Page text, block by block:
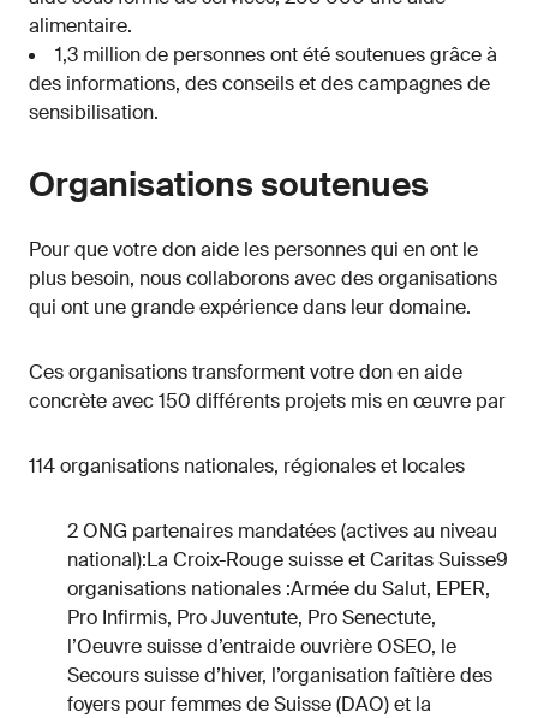
alimentaire.
1,3 million de personnes ont été soutenues grâce à
des informations, des conseils et des campagnes de
sensibilisation.
Organisations soutenues
Pour que votre don aide les personnes qui en ont le
plus besoin, nous collaborons avec des organisations
qui ont une grande expérience dans leur domaine.
Ces organisations transforment votre don en aide
concrète avec 150 différents projets mis en œuvre par
114 organisations nationales, régionales et locales
2 ONG partenaires mandatées (actives au niveau
national):La Croix-Rouge suisse et Caritas Suisse9
organisations nationales :Armée du Salut, EPER,
Pro Infirmis, Pro Juventute, Pro Senectute,
l’Oeuvre suisse d’entraide ouvrière OSEO, le
Secours suisse d’hiver, l’organisation faîtière des
foyers pour femmes de Suisse (DAO) et la